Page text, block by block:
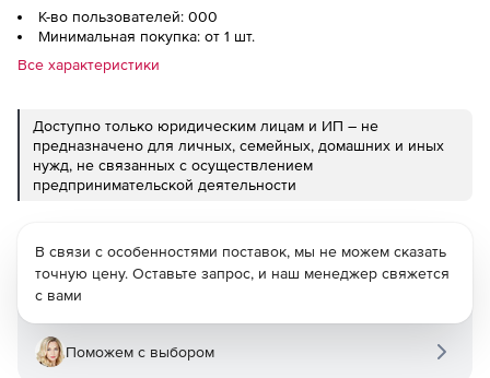
К-во пользователей: 000
Минимальная покупка: от 1 шт.
Все характеристики
Доступно только юридическим лицам и ИП – не
предназначено для личных, семейных, домашних и иных
нужд, не связанных с осуществлением
предпринимательской деятельности
В связи с особенностями поставок, мы не можем сказать
точную цену. Оставьте запрос, и наш менеджер свяжется
с вами
Поможем с выбором